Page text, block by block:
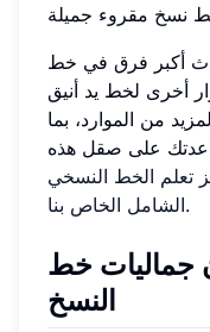
أكبر فرق في خط
أخرى لخط يد أنيق
من الموارد، بما
على صقل هذه
تعلم الخط النسخي
الشامل الخاص بنا.
جماليات خط
النسخ